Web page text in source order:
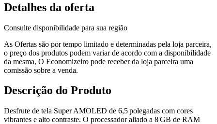
Detalhes da oferta
Consulte disponibilidade para sua região
As Ofertas são por tempo limitado e determinadas pela loja parceira,
o preço dos produtos podem variar de acordo com a disponibilidade
da mesma, O Economizeiro pode receber da loja parceira uma
comissão sobre a venda.
Descrição do Produto
Desfrute de tela Super AMOLED de 6,5 polegadas com cores
vibrantes e alto contraste. O processador aliado a 8 GB de RAM